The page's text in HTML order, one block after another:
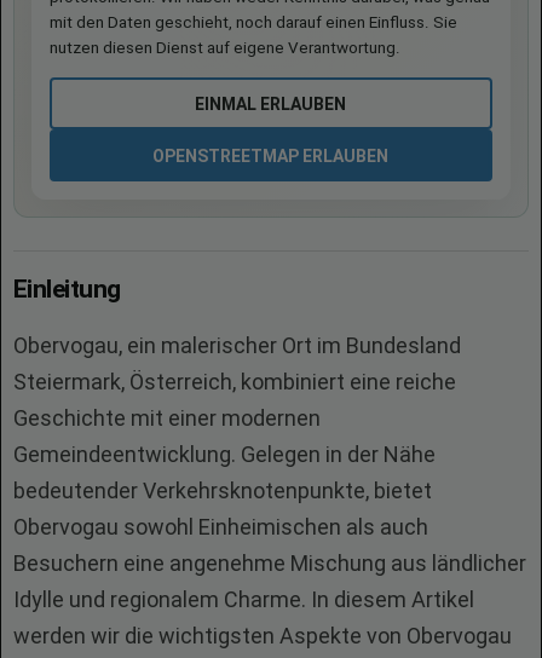
mit den Daten geschieht, noch darauf einen Einfluss. Sie
nutzen diesen Dienst auf eigene Verantwortung.
EINMAL ERLAUBEN
OPENSTREETMAP ERLAUBEN
Einleitung
Obervogau, ein malerischer Ort im Bundesland
Steiermark, Österreich, kombiniert eine reiche
Geschichte mit einer modernen
Gemeindeentwicklung. Gelegen in der Nähe
bedeutender Verkehrsknotenpunkte, bietet
Obervogau sowohl Einheimischen als auch
Besuchern eine angenehme Mischung aus ländlicher
Idylle und regionalem Charme. In diesem Artikel
werden wir die wichtigsten Aspekte von Obervogau